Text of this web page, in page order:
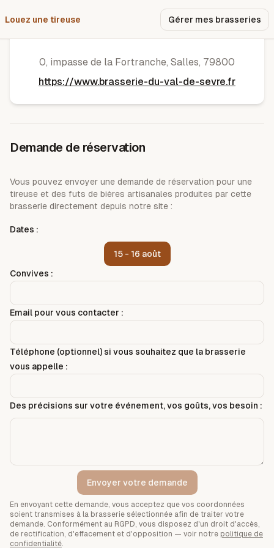
Louez une tireuse Gérer mes brasseries
Brasserie du Val de Sèvre
0, impasse de la Fortranche, Salles, 79800
https://www.brasserie-du-val-de-sevre.fr
Demande de réservation
Vous pouvez envoyer une demande de réservation pour une
tireuse et des futs de bières artisanales produites par cette
brasserie directement depuis notre site :
Dates :
15 - 16 août
Convives :
Email pour vous contacter :
Téléphone (optionnel) si vous souhaitez que la brasserie
vous appelle :
Des précisions sur votre événement, vos goûts, vos besoin :
Envoyer votre demande
En envoyant cette demande, vous acceptez que vos coordonnées
soient transmises à la brasserie sélectionnée afin de traiter votre
demande. Conformément au RGPD, vous disposez d'un droit d'accès,
de rectification, d'effacement et d'opposition — voir notre politique de
confidentialité.